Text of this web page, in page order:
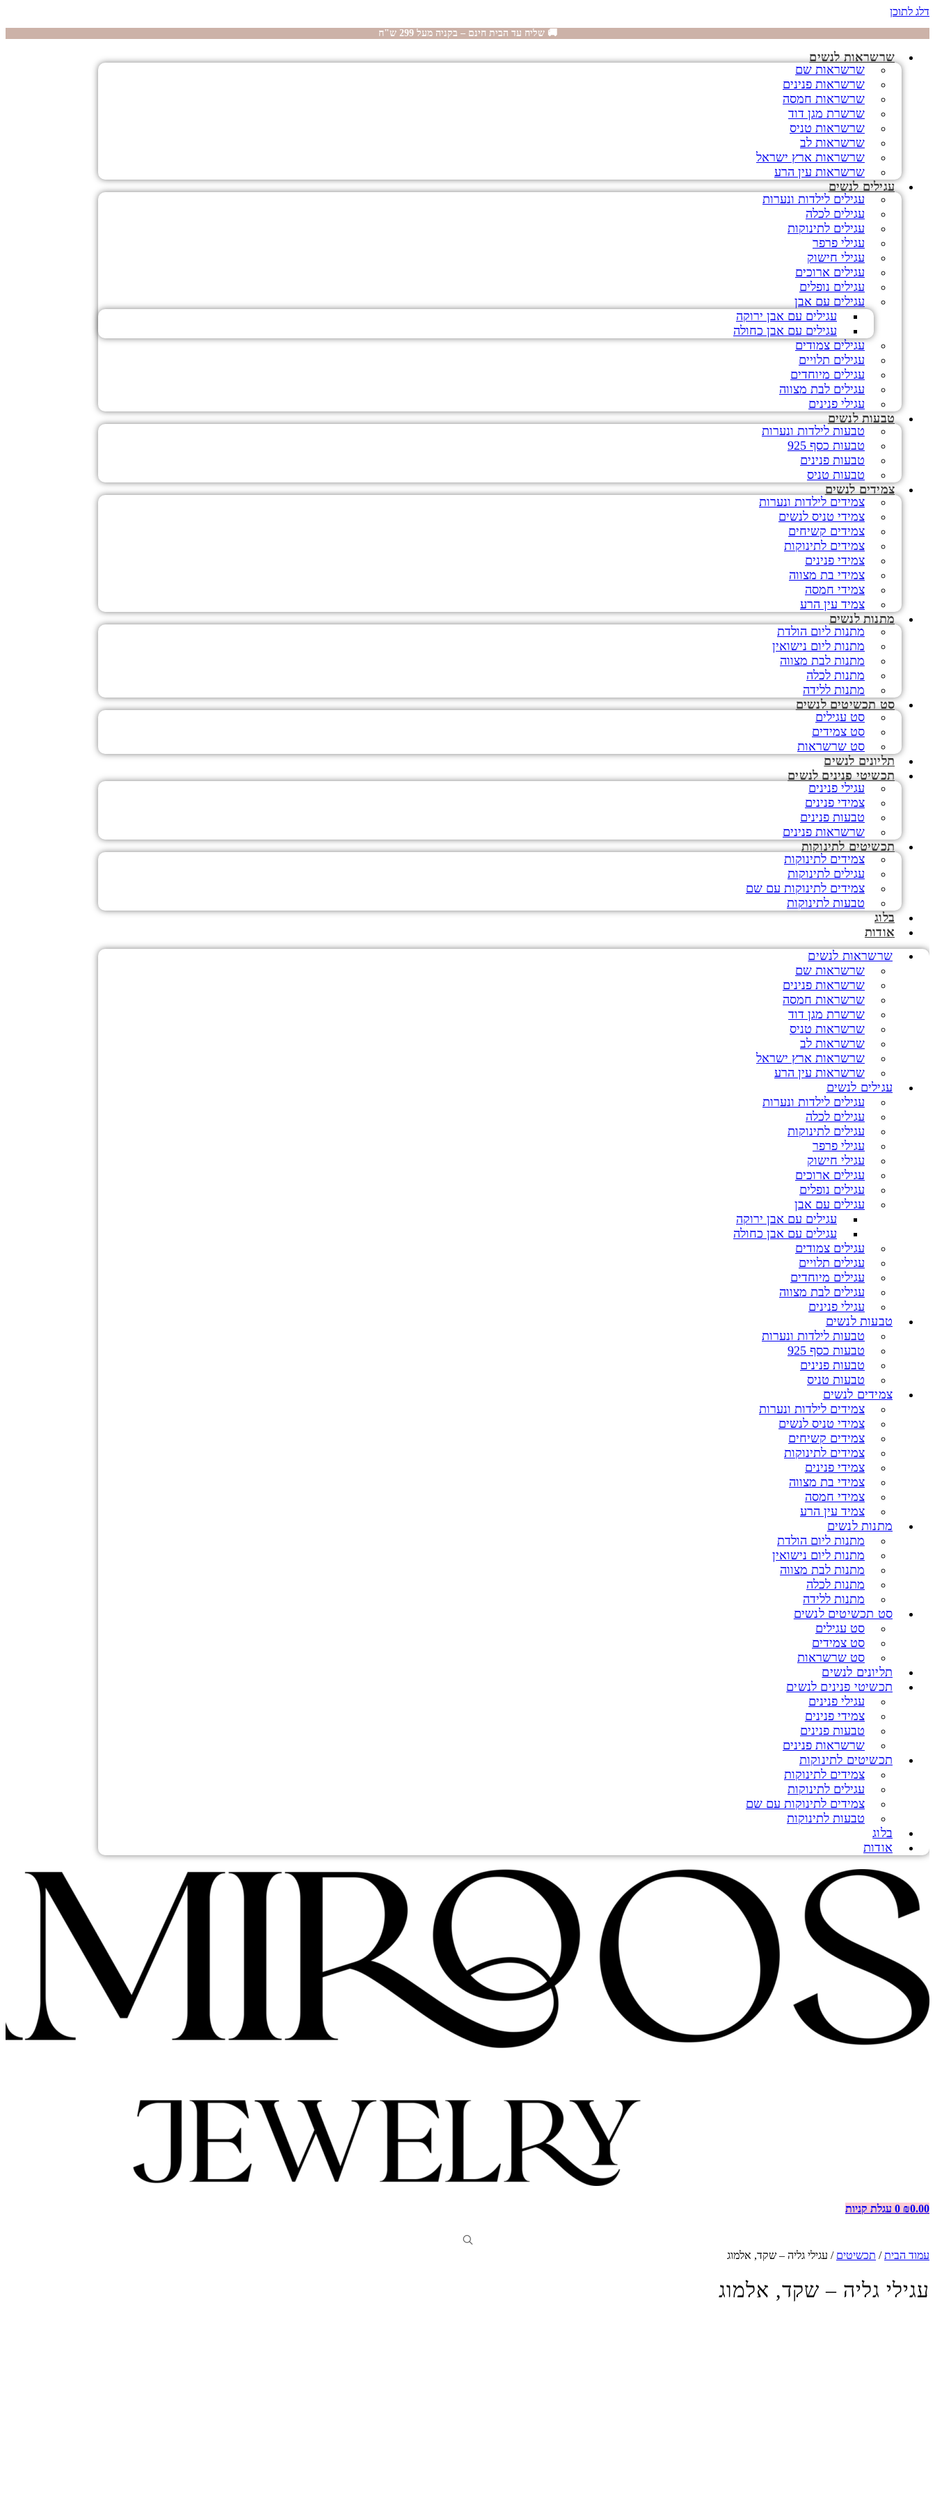
דלג לתוכן
🚚 שליח עד הבית חינם – בקניה מעל 299 ש"ח
שרשראות לנשים
שרשראות שם
שרשראות פנינים
שרשראות חמסה
שרשרת מגן דוד
שרשראות טניס
שרשראות לב
שרשראות ארץ ישראל
שרשראות עין הרע
עגילים לנשים
עגילים לילדות ונערות
עגילים לכלה
עגילים לתינוקות
עגילי פרפר
עגילי חישוק
עגילים ארוכים
עגילים נופלים
עגילים עם אבן
עגילים עם אבן ירוקה
עגילים עם אבן כחולה
עגילים צמודים
עגילים תלויים
עגילים מיוחדים
עגילים לבת מצווה
עגילי פנינים
טבעות לנשים
טבעות לילדות ונערות
טבעות כסף 925
טבעות פנינים
טבעות טניס
צמידים לנשים
צמידים לילדות ונערות
צמידי טניס לנשים
צמידים קשיחים
צמידים לתינוקות
צמידי פנינים
צמידי בת מצווה
צמידי חמסה
צמיד עין הרע
מתנות לנשים
מתנות ליום הולדת
מתנות ליום נישואין
מתנות לבת מצווה
מתנות לכלה
מתנות ללידה
סט תכשיטים לנשים
סט עגילים
סט צמידים
סט שרשראות
תליונים לנשים
תכשיטי פנינים לנשים
עגילי פנינים
צמידי פנינים
טבעות פנינים
שרשראות פנינים
תכשיטים לתינוקות
צמידים לתינוקות
עגילים לתינוקות
צמידים לתינוקות עם שם
טבעות לתינוקות
בלוג
אודות
שרשראות לנשים
שרשראות שם
שרשראות פנינים
שרשראות חמסה
שרשרת מגן דוד
שרשראות טניס
שרשראות לב
שרשראות ארץ ישראל
שרשראות עין הרע
עגילים לנשים
עגילים לילדות ונערות
עגילים לכלה
עגילים לתינוקות
עגילי פרפר
עגילי חישוק
עגילים ארוכים
עגילים נופלים
עגילים עם אבן
עגילים עם אבן ירוקה
עגילים עם אבן כחולה
עגילים צמודים
עגילים תלויים
עגילים מיוחדים
עגילים לבת מצווה
עגילי פנינים
טבעות לנשים
טבעות לילדות ונערות
טבעות כסף 925
טבעות פנינים
טבעות טניס
צמידים לנשים
צמידים לילדות ונערות
צמידי טניס לנשים
צמידים קשיחים
צמידים לתינוקות
צמידי פנינים
צמידי בת מצווה
צמידי חמסה
צמיד עין הרע
מתנות לנשים
מתנות ליום הולדת
מתנות ליום נישואין
מתנות לבת מצווה
מתנות לכלה
מתנות ללידה
סט תכשיטים לנשים
סט עגילים
סט צמידים
סט שרשראות
תליונים לנשים
תכשיטי פנינים לנשים
עגילי פנינים
צמידי פנינים
טבעות פנינים
שרשראות פנינים
תכשיטים לתינוקות
צמידים לתינוקות
עגילים לתינוקות
צמידים לתינוקות עם שם
טבעות לתינוקות
בלוג
אודות
₪0.00
0 עגלת קניות
עמוד הבית/ תכשיטים / עגילי גליה – שקד, אלמוג
עגילי גליה – שקד, אלמוג